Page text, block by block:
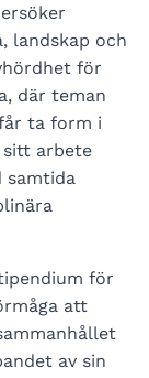
landskap och
för
där teman
ta form i
sitt arbete
samtida
för
att
av sin